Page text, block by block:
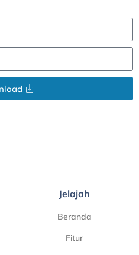
Jelajah
Beranda
Fitur